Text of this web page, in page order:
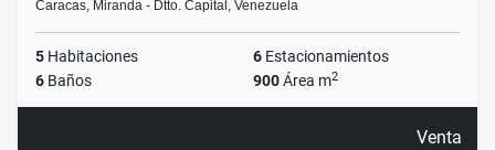
Caracas, Miranda - Dtto. Capital, Venezuela
5 Habitaciones 6 Estacionamientos
6 Baños 900Área m2
Venta